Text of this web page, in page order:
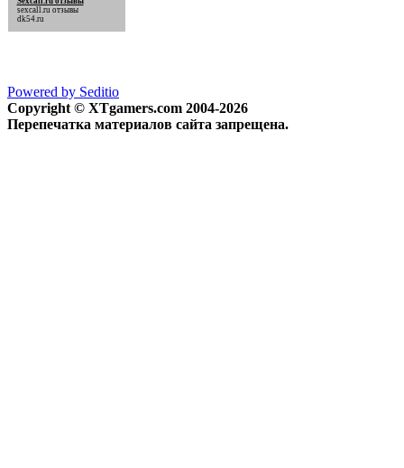
sexcall.ru отзывы
dk54.ru
Powered by Seditio
Copyright © XTgamers.com 2004-2026
Перепечатка материалов сайта запрещена.